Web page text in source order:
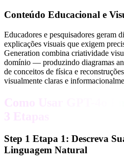
Conteúdo Educacional e
Educadores e pesquisadores geram
explicações visuais que exigem
Generation combina criatividade
domínio — produzindo diagramas
de conceitos de física e
visualmente claras e
Como Usar GPT-4o
3 Etapas
Step 1 Etapa 1: Descreva
Linguagem Natural